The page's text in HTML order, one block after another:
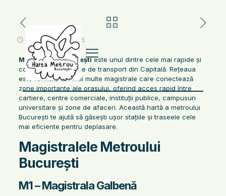
noiembrie 13, 2025
Metroul din Bucureștieste unul dintre cele mai rapide și
convenabile mijloace de transport din Capitală. Rețeaua
este formată din mai multe magistrale care conectează
zone importante ale orașului, oferind acces rapid între
cartiere, centre comerciale, instituții publice, campusuri
universitare și zone de afaceri. Această hartă a metroului
București te ajută să găsești ușor stațiile și traseele cele
mai eficiente pentru deplasare.
Magistralele Metroului
București
M1 – Magistrala Galbenă